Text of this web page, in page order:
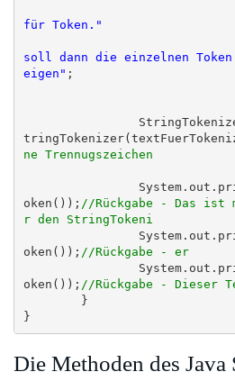
für Token."
soll dann die einzelnen
eigen" ;
ne Trennugszeichen
oken()); //Rückgabe - Das
r den StringTokeni
oken()); //Rückgabe - er
oken());
Die Methoden des Java